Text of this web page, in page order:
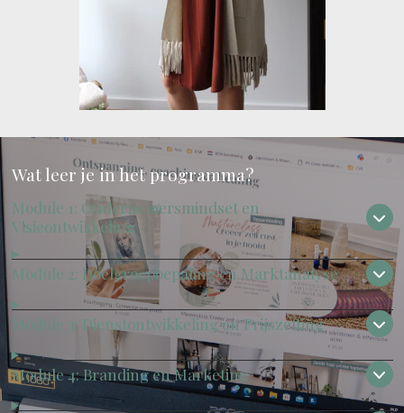
Wat leer je in het programma?
Module 1: Ondernemersmindset en
Visieontwikkeling
Module 2: Doelgroepbepaling en Marktanalyse
Module 3: Dienstontwikkeling en Prijszetting
Module 4: Branding en Marketing